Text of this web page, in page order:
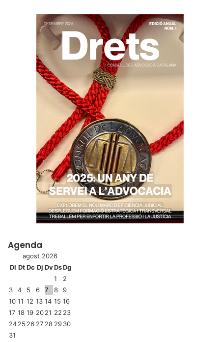
Agenda
agost 2026
Dl DtDc Dj DvDsDg
1
2
3
4 5 6 7 8
9
10 11 12 13 14 15 16
17 18 19 2021 22 23
2425 26 27 28 2930
31